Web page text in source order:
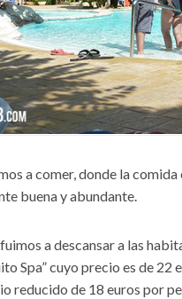
a comer, donde la
buena y abundante.
a descansar a las
Spa” cuyo precio es de
reducido de 18 euros por